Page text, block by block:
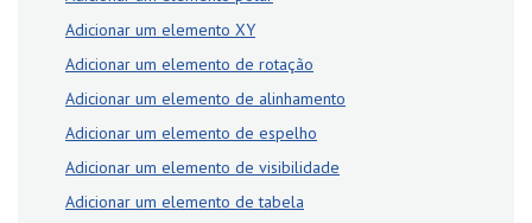
Adicionar um elemento XY
Adicionar um elemento de rotação
Adicionar um elemento de alinhamento
Adicionar um elemento de espelho
Adicionar um elemento de visibilidade
Adicionar um elemento de tabela